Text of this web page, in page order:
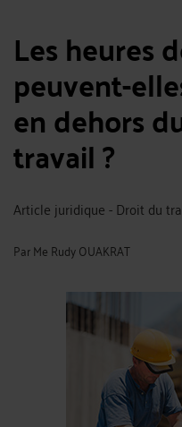
Les heures
peuvent-
en dehors
travail ?
Article juridique - Droit du
ParMe Rudy OUAKRAT